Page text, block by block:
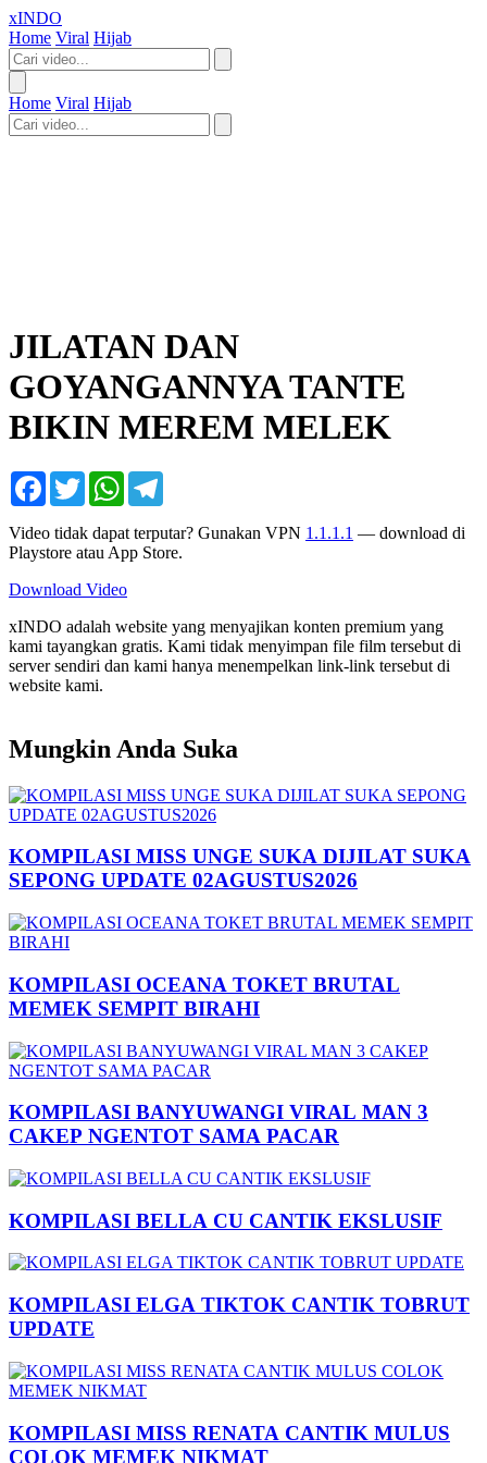
xINDO
Home Viral Hijab
Home Viral Hijab
JILATAN DAN
GOYANGANNYA TANTE
BIKIN MEREM MELEK
Facebook
TwitterWhatsApp
Video tidak dapat terputar? Gunakan VPN 1.1.1.1 — download di
Playstore atau App Store.
Download Video
xINDO adalah website yang menyajikan konten premium yang
kami tayangkan gratis. Kami tidak menyimpan file film tersebut di
server sendiri dan kami hanya menempelkan link-link tersebut di
website kami.
Mungkin Anda Suka
KOMPILASI MISS UNGE SUKA DIJILAT SUKA
SEPONG UPDATE 02AGUSTUS2026
KOMPILASI OCEANA TOKET BRUTAL
MEMEK SEMPIT BIRAHI
KOMPILASI BANYUWANGI VIRAL MAN 3
CAKEP NGENTOT SAMA PACAR
KOMPILASI BELLA CU CANTIK EKSLUSIF
KOMPILASI ELGA TIKTOK CANTIK TOBRUT
UPDATE
KOMPILASI MISS RENATA CANTIK MULUS
COLOK MEMEK NIKMAT